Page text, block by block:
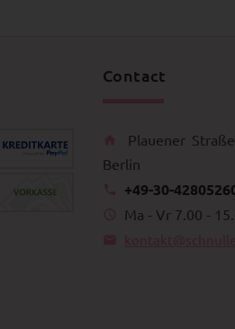
Contact
Plauener
Berlin
+49-30-
Ma - Vr 7.00 -